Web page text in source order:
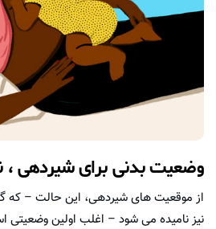
وضعیت بدنی برای شیردهی ،
از موقعیت های شیردهی، این حالت – که
نیز نامیده می شود – اغلب اولین وضعیتی